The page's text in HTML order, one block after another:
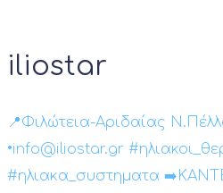
iliostar
📍Φιλώτεια-Αριδαίας
•info@iliostar.gr
#ηλιακα_συστηματα